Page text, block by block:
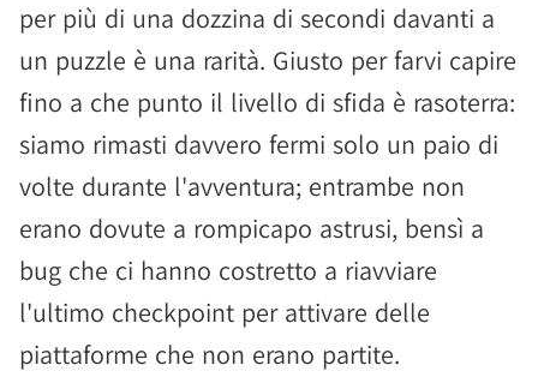
per più di una dozzina di secondi davanti a
un puzzle è una rarità. Giusto per farvi capire
fino a che punto il livello di sfida è rasoterra:
siamo rimasti davvero fermi solo un paio di
volte durante l'avventura; entrambe non
erano dovute a rompicapo astrusi, bensì a
bug che ci hanno costretto a riavviare
l'ultimo checkpoint per attivare delle
piattaforme che non erano partite.